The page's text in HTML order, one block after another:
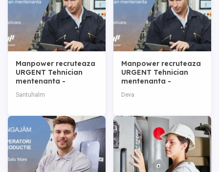
Manpower recruteaza
URGENT Tehnician
mentenanta -
Hunedoara (contract
pe perioada
Santuhalm
Manpower recruteaza
URGENT Tehnician
mentenanta -
pe perioada
Deva